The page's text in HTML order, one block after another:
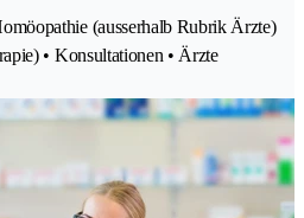
(ausserhalb Rubrik Ärzte)
• Konsultationen • Ärzte